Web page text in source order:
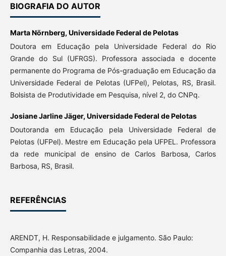
BIOGRAFIA DO AUTOR
Marta Nörnberg, Universidade Federal de Pelotas
Doutora em Educação pela Universidade Federal do Rio
Grande do Sul (UFRGS). Professora associada e docente
permanente do Programa de Pós-graduação em Educação da
Universidade Federal de Pelotas (UFPel), Pelotas, RS, Brasil.
Bolsista de Produtividade em Pesquisa, nível 2, do CNPq.
Josiane Jarline Jäger, Universidade Federal de Pelotas
Doutoranda em Educação pela Universidade Federal de
Pelotas (UFPel). Mestre em Educação pela UFPEL. Professora
da rede municipal de ensino de Carlos Barbosa, Carlos
Barbosa, RS, Brasil.
REFERÊNCIAS
ARENDT, H. Responsabilidade e julgamento. São Paulo:
Companhia das Letras, 2004.